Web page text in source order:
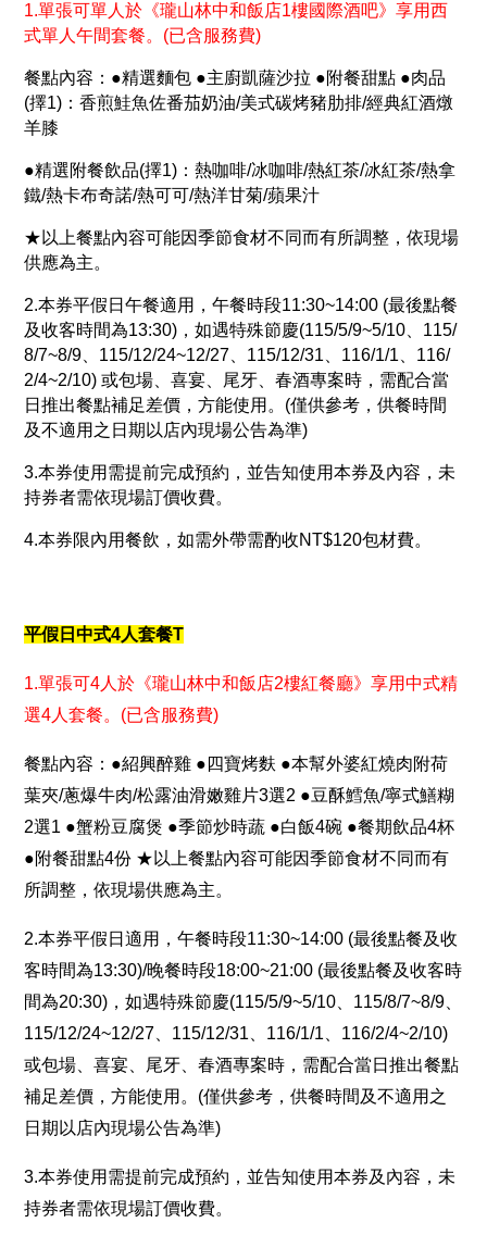
1.單張可單人於《瓏山林中和飯店1樓國際酒吧》享用西
式單人午間套餐。(已含服務費)
餐點內容：●精選麵包 ●主廚凱薩沙拉 ●附餐甜點 ●肉品
(擇1)：香煎鮭魚佐番茄奶油/美式碳烤豬肋排/經典紅酒燉
羊膝
●精選附餐飲品(擇1)：熱咖啡/冰咖啡/熱紅茶/冰紅茶/熱拿
鐵/熱卡布奇諾/熱可可/熱洋甘菊/蘋果汁
★以上餐點內容可能因季節食材不同而有所調整，依現場
供應為主。
2.本券平假日午餐適用，午餐時段11:30~14:00 (最後點餐
及收客時間為13:30)，如遇特殊節慶(115/5/9~5/10、115/
8/7~8/9、115/12/24~12/27、115/12/31、116/1/1、116/
2/4~2/10) 或包場、喜宴、尾牙、春酒專案時，需配合當
日推出餐點補足差價，方能使用。(僅供參考，供餐時間
及不適用之日期以店內現場公告為準)
3.本券使用需提前完成預約，並告知使用本券及內容，未
持券者需依現場訂價收費。
4.本券限內用餐飲，如需外帶需酌收NT$120包材費。
平假日中式4人套餐T
1.單張可4人於《瓏山林中和飯店2樓紅餐廳》享用中式精
選4人套餐。(已含服務費)
餐點內容：●紹興醉雞 ●四寶烤麩 ●本幫外婆紅燒肉附荷
葉夾/蔥爆牛肉/松露油滑嫩雞片3選2 ●豆酥鱈魚/寧式鱔糊
2選1 ●蟹粉豆腐煲 ●季節炒時蔬 ●白飯4碗 ●餐期飲品4杯
●附餐甜點4份 ★以上餐點內容可能因季節食材不同而有
所調整，依現場供應為主。
2.本券平假日適用，午餐時段11:30~14:00 (最後點餐及收
客時間為13:30)/晚餐時段18:00~21:00 (最後點餐及收客時
間為20:30)，如遇特殊節慶(115/5/9~5/10、115/8/7~8/9、
115/12/24~12/27、115/12/31、116/1/1、116/2/4~2/10)
或包場、喜宴、尾牙、春酒專案時，需配合當日推出餐點
補足差價，方能使用。(僅供參考，供餐時間及不適用之
日期以店內現場公告為準)
3.本券使用需提前完成預約，並告知使用本券及內容，未
持券者需依現場訂價收費。